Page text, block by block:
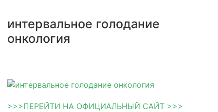
интервальное голодание
онкология
>>>ПЕРЕЙТИ НА ОФИЦИАЛЬНЫЙ САЙТ >>>